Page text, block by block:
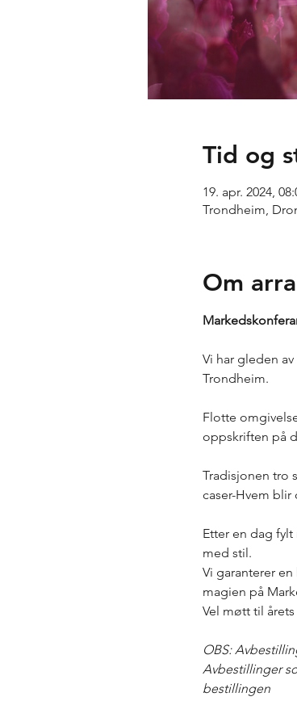
Tid og
19. apr. 2024,
Trondheim,
Om
Vi har gleden
Trondheim.
Flotte
oppskriften på
Tradisjonen tro
caser-Hvem blir
Etter en dag
med stil.
Vi garanterer
magien på
Vel møtt til
OBS:
Avbestillinger
bestillingen